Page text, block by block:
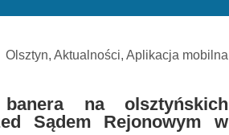
Olsztyn, Aktualności, Aplikacja mobilna
na olsztyńskich
Sądem Rejonowym w